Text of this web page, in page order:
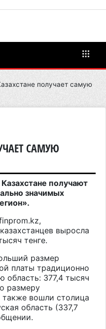
получает самую
САМУЮ
получают
значимых
,
выросла
тенге.
размер
платы традиционно
область: 377,4 тысяч
размеру
также вошли столица
область (337,7